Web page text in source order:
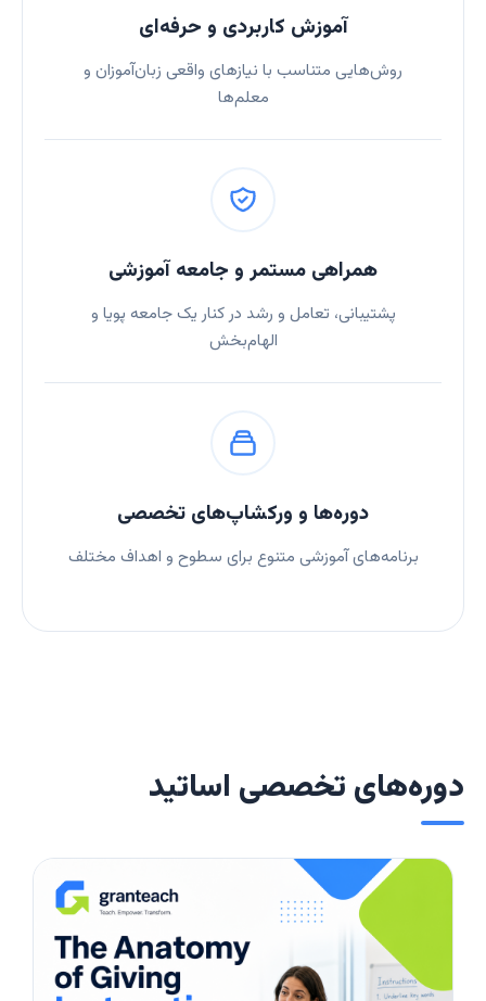
آموزش کاربردی و حرفه‌ای
روش‌هایی متناسب با نیازهای واقعی زبان‌آموزان و
معلم‌ها
همراهی مستمر و جامعه آموزشی
پشتیبانی، تعامل و رشد در کنار یک جامعه پویا و
الهام‌بخش
دوره‌ها و ورکشاپ‌های تخصصی
برنامه‌های آموزشی متنوع برای سطوح و اهداف مختلف
دوره‌های تخصصی اساتید